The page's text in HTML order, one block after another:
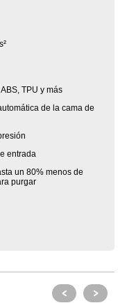
TPU y más
de la cama de
entrada
un 80% menos de
purgar
< >